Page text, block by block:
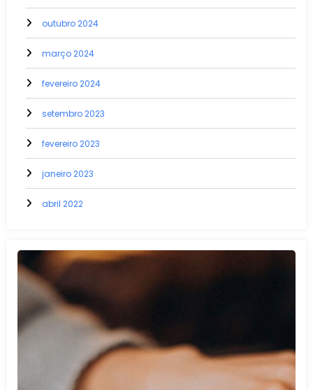
outubro 2024
março 2024
fevereiro 2024
setembro 2023
fevereiro 2023
janeiro 2023
abril 2022